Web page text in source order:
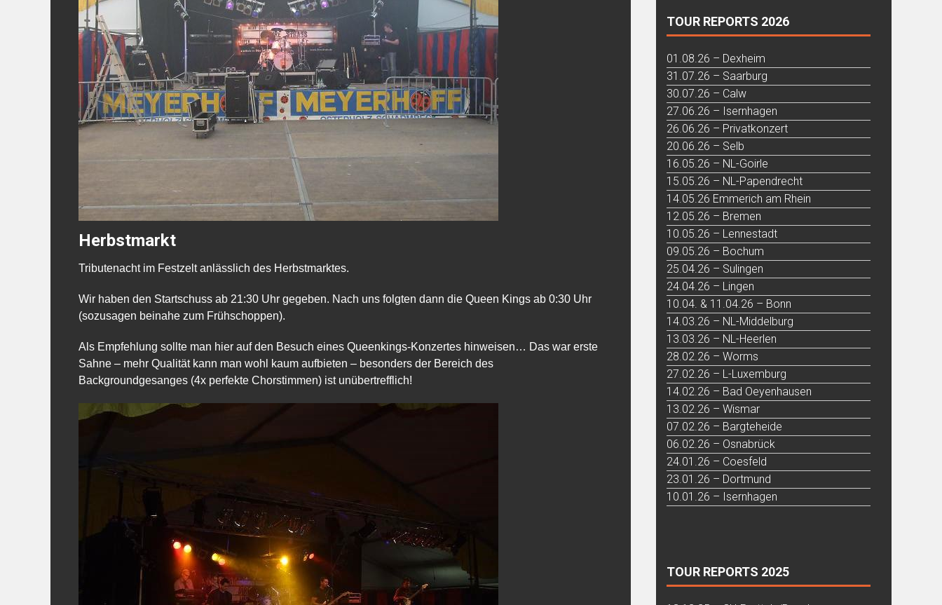
Herbstmarkt
Tributenacht im Festzelt anlässlich des Herbstmarktes.
Wir haben den Startschuss ab 21:30 Uhr gegeben. Nach uns folgten dann die Queen Kings ab 0:30 Uhr
(sozusagen beinahe zum Frühschoppen).
Als Empfehlung sollte man hier auf den Besuch eines Queenkings-Konzertes hinweisen… Das war erste
Sahne – mehr Qualität kann man wohl kaum aufbieten – besonders der Bereich des
Backgroundgesanges (4x perfekte Chorstimmen) ist unübertrefflich!
TOUR REPORTS 2026
01.08.26 – Dexheim
31.07.26 – Saarburg
30.07.26 – Calw
27.06.26 – Isernhagen
26.06.26 – Privatkonzert
20.06.26 – Selb
16.05.26 – NL-Goirle
15.05.26 – NL-Papendrecht
14.05.26 Emmerich am Rhein
12.05.26 – Bremen
10.05.26 – Lennestadt
09.05.26 – Bochum
25.04.26 – Sulingen
24.04.26 – Lingen
10.04. & 11.04.26 – Bonn
14.03.26 – NL-Middelburg
13.03.26 – NL-Heerlen
28.02.26 – Worms
27.02.26 – L-Luxemburg
14.02.26 – Bad Oeyenhausen
13.02.26 – Wismar
07.02.26 – Bargteheide
06.02.26 – Osnabrück
24.01.26 – Coesfeld
23.01.26 – Dortmund
10.01.26 – Isernhagen
TOUR REPORTS 2025